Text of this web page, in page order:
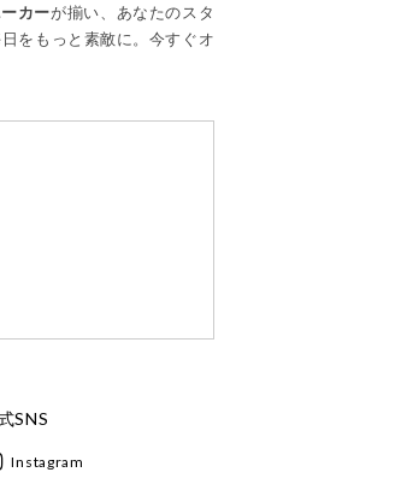
カーが揃い、あなたのスタ
をもっと素敵に。今すぐオ
SNS
Instagram